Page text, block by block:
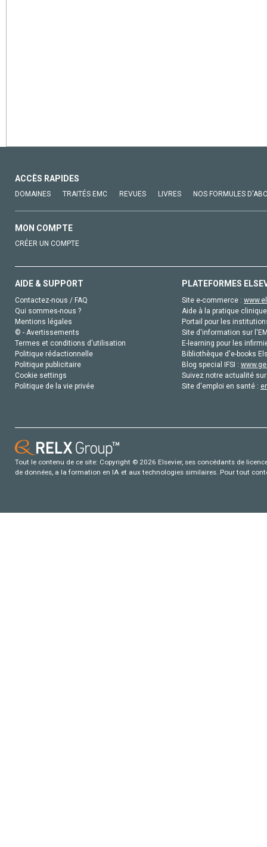
ACCÈS RAPIDES
DOMAINES TRAITÉS EMC REVUES LIVRES NOS FORMULES
MON COMPTE
CRÉER UN COMPTE
AIDE & SUPPORT
Contactez-nous / FAQ
Qui sommes-nous ?
Mentions légales
© - Avertissements
Termes et conditions d'utilisation
Politique rédactionnelle
Politique publicitaire
Cookie settings
Politique de la vie privée
PLATEFORMES
Site e-commerce :
Aide à la pratique
Portail pour les
Site d'information sur
E-learning pour les
Bibliothèque d'e-books
Blog special IFSI :
Suivez notre actualité
Site d'emploi en santé :
Tout le contenu de ce site: Copyright © 2026 Elsevier, ses concédants de
de données, a la formation en IA et aux technologies similaires. Pour tout